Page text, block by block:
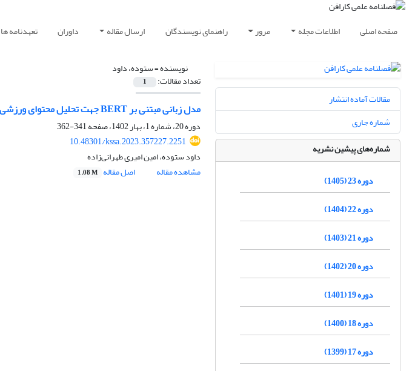
صفحه اصلی اطلاعات مجله مرور راهنمای نویسندگان ارسال مقاله داوران تعهدنامه ها
نویسنده =ستوده، داود
تعداد مقالات: 1
مدل زبانی مبتنی بر BERT جهت تحلیل محتوای ورزشی در زبان فارسی
دوره 20، شماره 1، بهار 1402، صفحه
341-362
10.48301/kssa.2023.357227.2251
داود ستوده، امین امیری طهرانی‌زاده
مشاهده مقاله
اصل مقاله 1.08 M
مقالات آماده انتشار
شماره جاری
شماره‌های پیشین نشریه
دوره 23 (1405)
دوره 22 (1404)
دوره 21 (1403)
دوره 20 (1402)
دوره 19 (1401)
دوره 18 (1400)
دوره 17 (1399)